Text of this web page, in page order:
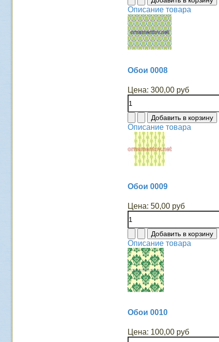
Описание товара
Обои 0008
Цена: 300,00 руб
Описание товара
Обои 0009
Цена: 50,00 руб
Описание товара
Обои 0010
Цена: 100,00 руб